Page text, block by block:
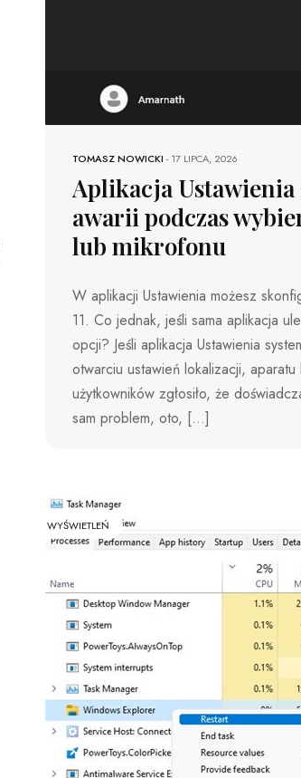
TOMASZ NOWICKI -17 LIPCA, 2026
Aplikacja Ustawienia
awarii podczas
lub mikrofonu
W aplikacji Ustawienia możesz
11. Co jednak, jeśli sama aplikacja
opcji? Jeśli aplikacja Ustawienia
otwarciu ustawień lokalizacji,
użytkowników zgłosiło, że
sam problem, oto, […]
WYŚWIETLEŃ